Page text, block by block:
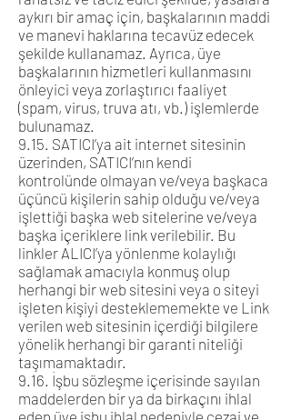
aykırı bir amaç için, başkalarının maddi
ve manevi haklarına tecavüz edecek
şekilde kullanamaz. Ayrıca, üye
başkalarının hizmetleri kullanmasını
önleyici veya zorlaştırıcı faaliyet
(spam, virus, truva atı, vb.) işlemlerde
bulunamaz.
9.15. SATICI’ya ait internet sitesinin
üzerinden, SATICI’nın kendi
kontrolünde olmayan ve/veya başkaca
üçüncü kişilerin sahip olduğu ve/veya
işlettiği başka web sitelerine ve/veya
başka içeriklere link verilebilir. Bu
linkler ALICI’ya yönlenme kolaylığı
sağlamak amacıyla konmuş olup
herhangi bir web sitesini veya o siteyi
işleten kişiyi desteklememekte ve Link
verilen web sitesinin içerdiği bilgilere
yönelik herhangi bir garanti niteliği
taşımamaktadır.
9.16. İşbu sözleşme içerisinde sayılan
maddelerden bir ya da birkaçını ihlal